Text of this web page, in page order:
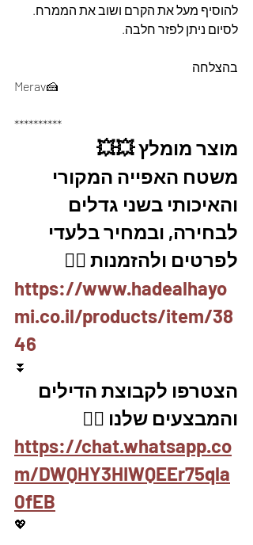
להוסיף מעל את הקרם ושוב את הממרח.
לסיום ניתן לפזר חלבה.
בהצלחה
Merav🍰
**********
מוצר מומלץ 💥💥
משטח האפייה המקורי
והאיכותי בשני גדלים
לבחירה, ובמחיר בלעדי
לפרטים ולהזמנות 👇🏼
https://www.hadealhayo
mi.co.il/products/item/38
46
⏬
הצטרפו לקבוצת הדילים
והמבצעים שלנו 👇🏽
https://chat.whatsapp.co
m/DWQHY3HIWQEEr75qla
0fEB
💖